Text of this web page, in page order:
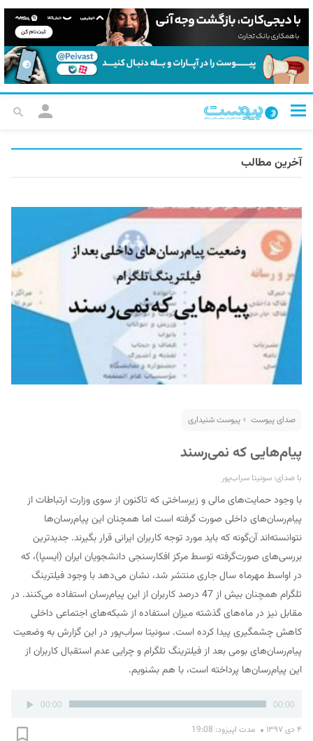
آخرین مطالب
صدای پیوست پیوست شنیداری
پیام‌هایی که نمی‌رسند
با صدای: سونیتا سراب‌پور
با وجود حمایت‌های مالی و زیرساختی که تا‌کنون از سوی وزارت ارتباطات از
پیام‌رسان‌های داخلی صورت گرفته است اما همچنان این پیام‌رسان‌ها
نتوانسته‌اند آن‌گونه که باید مورد توجه کاربران ایرانی قرار بگیرند. جدید‌ترین
بررسی‌های صورت‌گرفته توسط مرکز افکارسنجی دانشجویان ایران (ایسپا)، که
در اواسط مهرماه سال جاری منتشر شد، نشان می‌دهد با وجود فیلترینگ
تلگرام همچنان بیش از 47 درصد کاربران از این پیام‌رسان استفاده می‌کنند. در
مقابل نیز در ماه‌های گذشته میزان استفاده از شبکه‌های اجتماعی داخلی
کاهش چشمگیری پیدا کرده است. سونیتا سراب‌پور در این گزارش به وضعیت
پیام‌رسان‌های بومی بعد از فیلترینگ تلگرام و چرایی عدم استقبال کاربران از
این پیام‌‌رسان‌ها پرداخته‌ است، با هم بشنویم.
پخش‌کننده
00:00 00:00
۴ دی ۱۳۹۷ مدت اپیزود: 19:08